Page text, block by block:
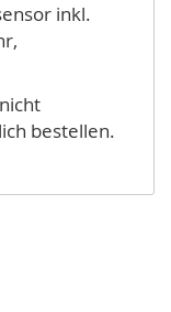
inkl.
bestellen.